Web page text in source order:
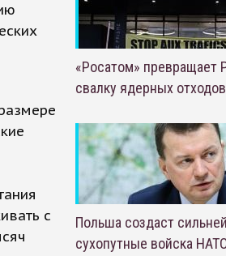
с
«Росатом» превращает
свалку ядерных отходов
Польша создаст
сухопутные войска